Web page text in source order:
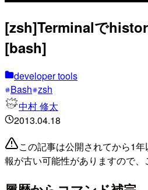
[zsh]Terminalで
[bash]
developer tools
Bash zsh
中村 修太
2013.04.18
この記事は公開されてから1
報が古い可能性がありますので、